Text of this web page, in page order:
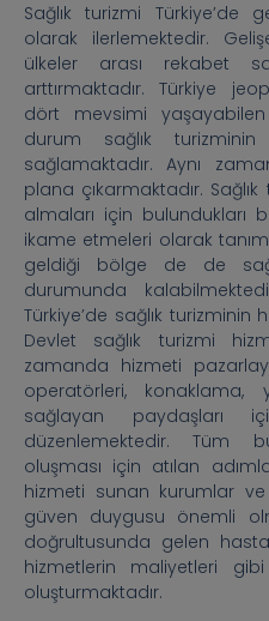
Sağlık turizmi
olarak ilerlemektedir.
ülkeler arası rekabet
arttırmaktadır. Türkiye
dört mevsimi
durum sağlık turizminin
sağlamaktadır. Aynı
plana çıkarmaktadır.
almaları için bulundukları
ikame etmeleri olarak
geldiği bölge de de
durumunda
Türkiye’de sağlık turizminin
Devlet sağlık turizmi
zamanda hizmeti
operatörleri, konaklama,
sağlayan paydaşları
düzenlemektedir. Tüm
oluşması için atılan
hizmeti sunan kurumlar
güven duygusu önemli
doğrultusunda gelen hasta
hizmetlerin maliyetleri
oluşturmaktadır.